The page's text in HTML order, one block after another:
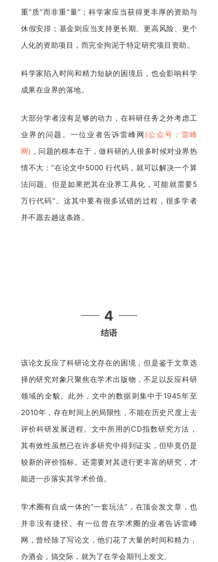
重“质”而非重“量”；科学家应当获得更丰厚的资助与
休假安排；基金则应当支持更长期、更高风险、更个
人化的资助项目，而完全拘泥于特定研究项目资助。
科学家陷入时间和精力短缺的困境后，也会影响科学
成果在业界的落地。
大部分学者没有足够的动力，在科研任务之外考虑工
业界的问题。一位业者告诉雷峰网 (公众号：雷峰
网) ，问题的根本在于，做科研的人很多时候对业界热
情不大：“在论文中5000 行代码，就可以解决一个算
法问题。但是如果把其在业界工具化，可能就需要5
万行代码”。这其中要有很多试错的过程，很多学者
并不愿去趟这条路。
4
结语
该论文反应了科研论文存在的困境，但是鉴于文章选
择的研究对象只聚焦在学术出版物，不足以反应科研
领域的全貌。此外，文中的数据则集中于1945年至
2010年，存在时间上的局限性，不能在历史尺度上去
评价科研发展进程。文中所用的CD指数研究方法，
其有效性虽然已在许多研究中得到证实，但毕竟仍是
较新的评价指标。还需要对其进行更丰富的研究，才
能进一步落实其学术价值。
学术圈有自成一体的“一套玩法”，在顶会发文章，也
并非没有捷径。有一位曾在学术圈的业者告诉雷峰
网，曾经除了写论文，他们花了大量的时间和精力，
办酒会，搞交际，就为了在学会期刊上发文。